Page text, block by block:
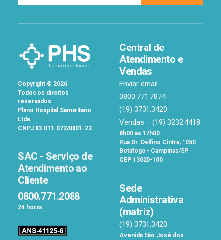
Copyright © 2026
Todos os direitos
reservados
Plano Hospital Samaritano
Ltda.
CNPJ 03.011.072/0001-22
SAC - Serviço de
Atendimento ao
Cliente
0800.771.2088
24 horas
Central de
Atendimento e
Vendas
Enviar email
0800.771.7874
(19) 3731.3420
Vendas – (19) 3232.4418
8h00 às 17h00
Rua Dr. Delfino Cintra, 1050
Botafogo • Campinas/SP
CEP 13020-100
Sede
Administrativa
(matriz)
(19) 3731.3420
Avenida São José dos